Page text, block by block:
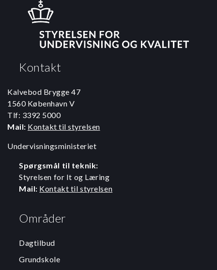
Kontakt
Kalvebod Brygge 47
1560 København V
Tlf: 3392 5000
Mail: Kontakt til styrelsen
Undervisningsministeriet
Spørgsmål til teknik:
Styrelsen for It og Læring
Mail: Kontakt til styrelsen
Områder
Dagtilbud
Grundskole